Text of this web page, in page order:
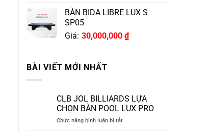
BÀN BIDA LIBRE LUX S
SP05
Giá: 30,000,000 ₫
BÀI VIẾT MỚI NHẤT
CLB JOL BILLIARDS LỰA
CHỌN BÀN POOL LUX PRO
Chức năng bình luận bị tắtở